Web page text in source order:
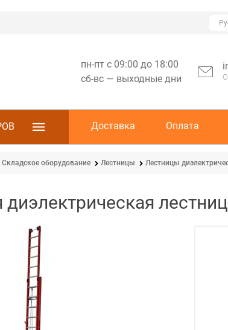
пн-пт с 09:00 до 18:00
сб-вс — выходные дни
Доставка Оплата
Складское оборудование Лестницы Лестницы